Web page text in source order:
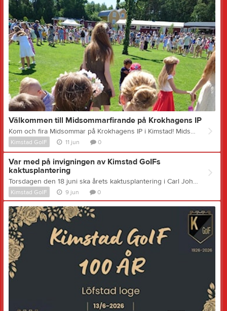
Välkommen till Midsommarfirande på Krokhagens IP
Kom och fira Midsommar på Krokhagens IP i Kimstad! Midsommarfesterna på Krokhagen är en härlig tradition sedan 1972. Varmt välkomna att vara med och föra traditionen vidare! För att få in midsommarstämningen tidigt är du varmt välkommen till Krokhagen på torsdagskvällen vid 18-tiden för att vara med och klä midsommarstången med eklöv och blommor, ta gärna med blommor! Midsommarfesten börjar vid klockan 13:30 på Midsommarafton med bland annat våffel- och fikaservering, chokladhjul och lotterier, häst med vagn, fiskdamm, mångkamp och fotbollsstraffar samt tipspromenad och stipendieutdelning! Vid 14-tiden blir det dans runt midsommarstången som avslutas med glass till alla dansande barn och pris till tre fina midsommarkransar. Som vanligt anordnar vi med lövade skrindor som barnen kan åka med till festplatsen. Hålltider för skrindorna: 12:50 Skogskullevägen 12:50 Kyrkbyn 13:00 Pizzerian 13:30 Greby (vid gamla kiosken) Hemfärd med skrindorna för de som även vill åka med tillbaka sker cirka 16:30. Info: Om du inte åker skrinda, kommer till fots eller cyklar till festen utan kommer med bil så tar vi en parkeringsavgift på 30 kr per bil, swish till 1234522033 Varmt välkomna till Midsommarfirandet i Kimstad! Arrangör: Kimstad GoIF
Kimstad GoIF 11 jun 0
Var med på invigningen av Kimstad GoIFs
kaktusplantering
Torsdagen den 18 juni ska årets kaktusplantering i Carl Johans Park i Norrköping invigas! 100-åringen Kimstad GoIF har blivit utvald att få en av de två hedersplanteringarna och vår förening kommer att uppmärksammas under invigningen. Ceremonin börjar kl 11.00. Kom gärna och var med på plats i Carl Johans Park under invigningen! Kanske med en Kimstadtröja på så att våra fina färger syns ordentligt :)
Kimstad GoIF 9 jun 0